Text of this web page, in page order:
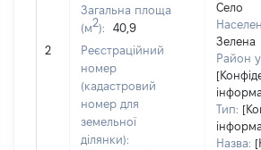
2
Загальна площа
(м2):
40,9
Реєстраційний
номер
(кадастровий
номер для
земельної
ділянки):
Село
Зелена
Район у
Тип:
Назва: